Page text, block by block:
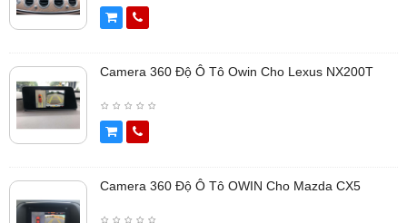
Camera 360 Độ Ô Tô Owin Cho Lexus NX200T
Camera 360 Độ Ô Tô OWIN Cho Mazda CX5